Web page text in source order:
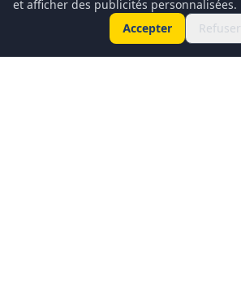
et afficher des publicités personnalisées.
Accepter
Refuser